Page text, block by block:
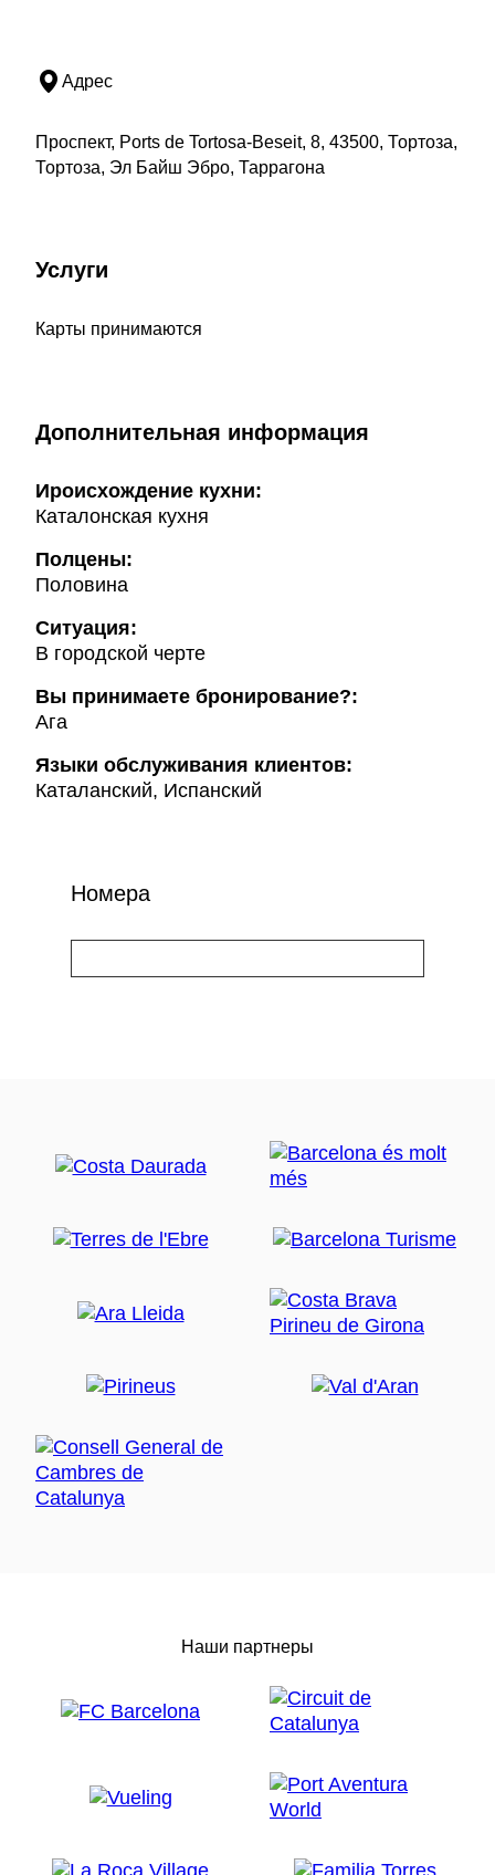
Адрес
Проспект, Ports de Tortosa-Beseit, 8, 43500, Тортоза,
Тортоза, Эл Байш Эбро, Таррагона
Услуги
Карты принимаются
Дополнительная информация
Ироисхождение кухни:
Каталонская кухня
Полцены:
Половина
Ситуация:
В городской черте
Вы принимаете бронирование?:
Ага
Языки обслуживания клиентов:
Каталанский, Испанский
Номера
Наши партнеры